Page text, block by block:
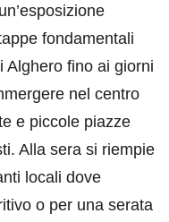
fondamentali
Alghero fino ai giorni
nel centro
e piccole piazze
Alla sera si riempie
locali dove
o per una serata